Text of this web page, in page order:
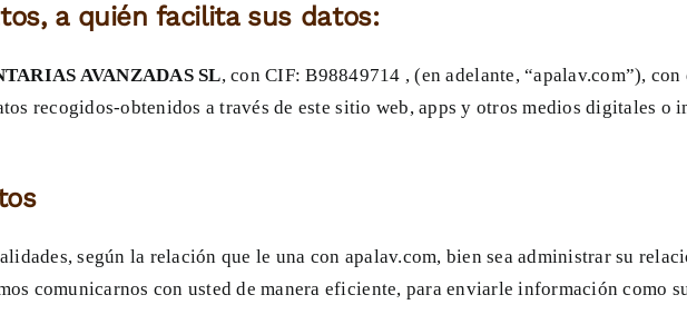
a quién facilita sus datos:
AVANZADAS SL, con CIF: B98849714 , (en adelante, “apalav.com”),
recogidos-obtenidos a través de este sitio web, apps y otros medios digitales o
según la relación que le una con apalav.com, bien sea administrar su
comunicarnos con usted de manera eficiente, para enviarle información como